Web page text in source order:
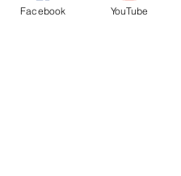
والتعاون في المجال
Facebook YouTube